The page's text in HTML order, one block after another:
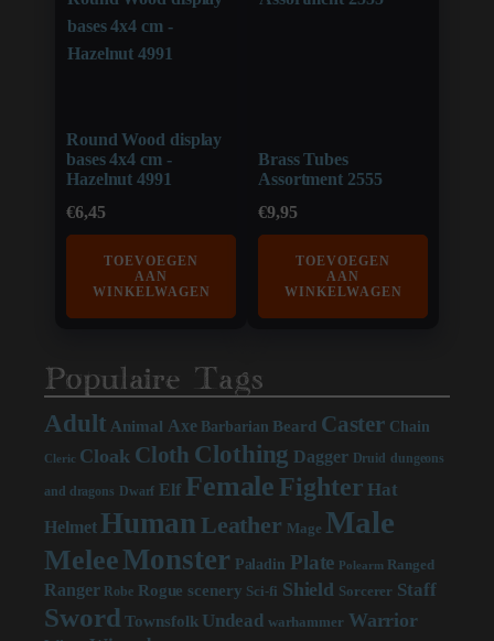
Round Wood display
bases 4x4 cm -
Hazelnut 4991
€6,45
TOEVOEGEN
AAN
WINKELWAGEN
Brass Tubes
Assortment 2555
€9,95
TOEVOEGEN
AAN
WINKELWAGEN
Populaire Tags
Adult Animal Axe Barbarian Beard Caster Chain
Cleric Cloak Cloth Clothing Dagger Druid dungeons
and dragons Dwarf Elf FemaleFighter Hat
Helmet HumanLeather Mage Male
MeleeMonster Paladin Plate Polearm Ranged
Ranger Robe Rogue scenery Sci-fi Shield Sorcerer Staff
Sword Townsfolk Undead warhammer Warrior